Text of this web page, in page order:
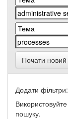
Почати
Додати фільтри:
пошуку.